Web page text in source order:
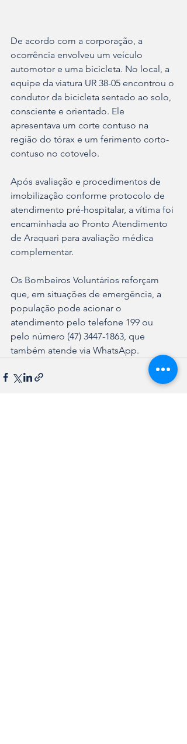
De acordo com a corporação, a
ocorrência envolveu um veículo
automotor e uma bicicleta. No local, a
equipe da viatura UR 38-05 encontrou o
condutor da bicicleta sentado ao solo,
consciente e orientado. Ele
apresentava um corte contuso na
região do tórax e um ferimento corto-
contuso no cotovelo.
Após avaliação e procedimentos de
imobilização conforme protocolo de
atendimento pré-hospitalar, a vítima foi
encaminhada ao Pronto Atendimento
de Araquari para avaliação médica
complementar.
Os Bombeiros Voluntários reforçam
que, em situações de emergência, a
população pode acionar o
atendimento pelo telefone 199 ou
pelo número (47) 3447-1863, que
também atende via WhatsApp.